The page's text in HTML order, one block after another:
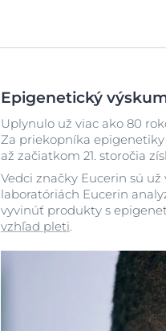
Epigenetický
Uplynulo už viac ako 80
Za priekopníka
až začiatkom 21. storočia
Vedci značky Eucerin sú
laboratóriách Eucerin
vyvinúť produkty s
vzhľad pleti.